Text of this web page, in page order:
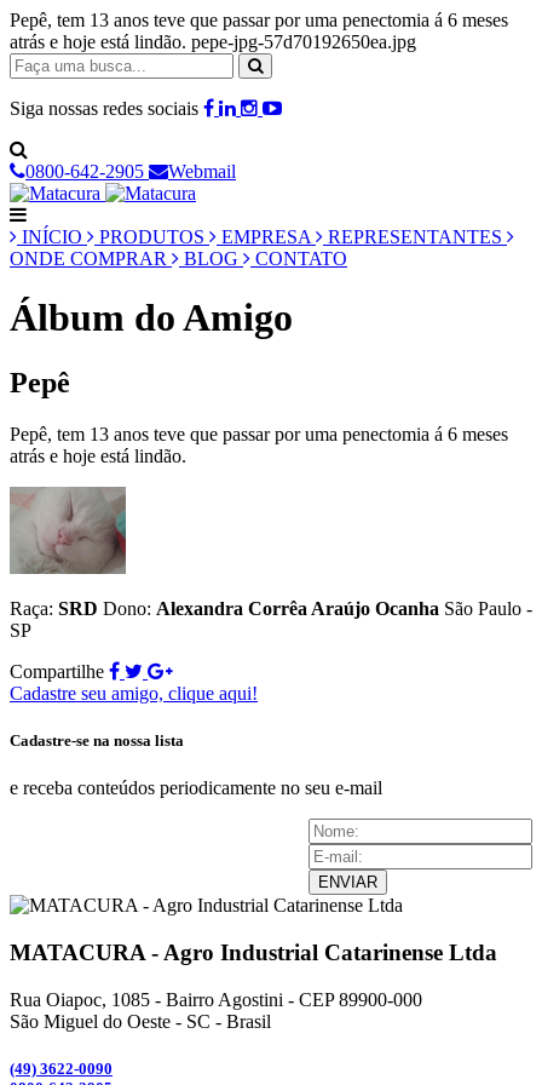
Pepê, tem 13 anos teve que passar por uma penectomia á 6 meses
atrás e hoje está lindão. pepe-jpg-57d70192650ea.jpg
Siga nossas redes sociais
0800-642-2905 Webmail
INÍCIO PRODUTOS EMPRESA
REPRESENTANTES
ONDE COMPRAR
BLOG CONTATO
Álbum do Amigo
Pepê
Pepê, tem 13 anos teve que passar por uma penectomia á 6 meses
atrás e hoje está lindão.
Raça: SRD Dono: Alexandra Corrêa Araújo Ocanha São Paulo -
SP
Compartilhe
Cadastre seu amigo, clique aqui!
Cadastre-se na nossa lista
e receba conteúdos periodicamente no seu e-mail
ENVIAR
MATACURA - Agro Industrial Catarinense Ltda
Rua Oiapoc, 1085 - Bairro Agostini - CEP 89900-000
São Miguel do Oeste - SC - Brasil
(49) 3622-0090